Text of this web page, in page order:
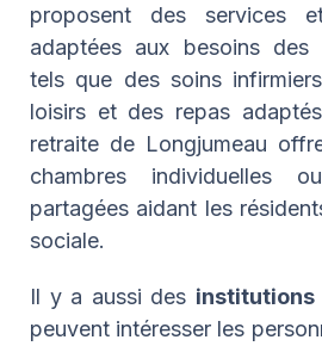
proposent des services
adaptées aux besoins des
tels que des soins
loisirs et des repas
retraite de Longjumeau
chambres individuelles
partagées aidant les
sociale.
Il y a aussi des institutions
peuvent intéresser les